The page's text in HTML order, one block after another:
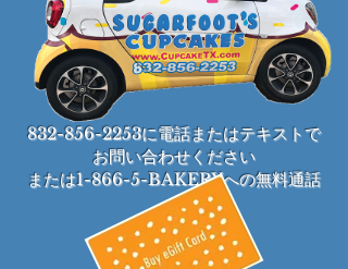
832-856-2253に電話またはテキストで
お問い合わせください
または1-866-5-BAKERYへの無料通話